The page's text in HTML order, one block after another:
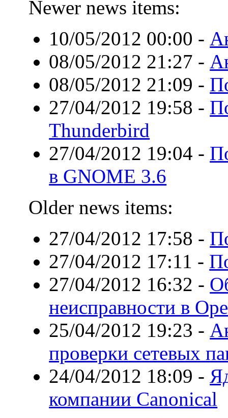
Newer news items:
10/05/2012 00:00 -
08/05/2012 21:27 -
08/05/2012 21:09 -
27/04/2012 19:58 -
Thunderbird
27/04/2012 19:04 -
в GNOME 3.6
Older news items:
27/04/2012 17:58 -
27/04/2012 17:11 -
27/04/2012 16:32 -
неисправности в
25/04/2012 19:23 -
проверки сетевых
24/04/2012 18:09 -
компании Canonical